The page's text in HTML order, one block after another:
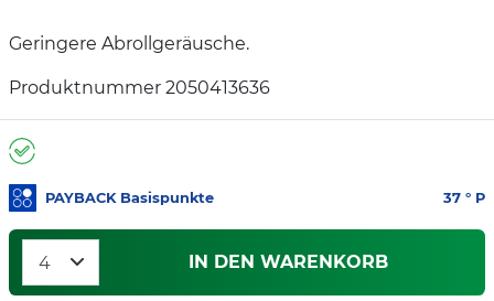
Geringere Abrollgeräusche.
Produktnummer 2050413636
PAYBACK Basispunkte 37 ° P
IN DEN WARENKORB